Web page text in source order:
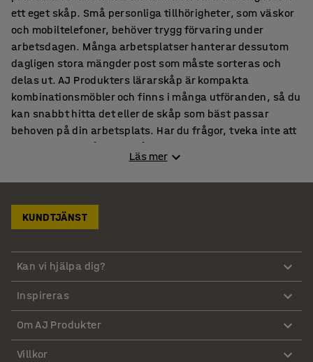
ett eget skåp. Små personliga tillhörigheter, som väskor
och mobiltelefoner, behöver trygg förvaring under
arbetsdagen. Många arbetsplatser hanterar dessutom
dagligen stora mängder post som måste sorteras och
delas ut. AJ Produkters lärarskåp är kompakta
kombinationsmöbler och finns i många utföranden, så du
kan snabbt hitta det eller de skåp som bäst passar
behoven på din arbetsplats. Har du frågor, tveka inte att
höra av dig till någon av våra säljare!
med snygg björkfärg går snabbt att implementera i alla
arbetsmiljöer. Välj skåp utifrån utrymme och hur många
sektioner och fack du behöver. En enkel sektion med tre
fack gör sig utmärkt bredvid garderober eller i
receptionen. I de rejäla förvaringsskåpen med 20 fack
kan en hel avdelning förvara väskor och värdesaker i
förvaringsutrymme från varandra. Alla skåp levereras
Läs mer
KUNDTJÄNST
Kan vi hjälpa dig?
Inspireras
Om AJ Produkter
Villkor